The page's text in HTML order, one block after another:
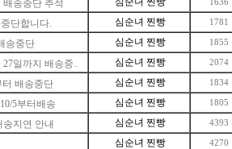
배송중단 추석 1636
단합니다. 심순녀 찐빵 1781
송중단 심순녀 찐빵 1855
일까지 배송중.. 심순녀 찐빵 2074
터 배송중단 심순녀 찐빵 1834
5부터배송 심순녀 찐빵 1805
송지연 안내 심순녀 찐빵 4393
심순녀 찐빵 4270